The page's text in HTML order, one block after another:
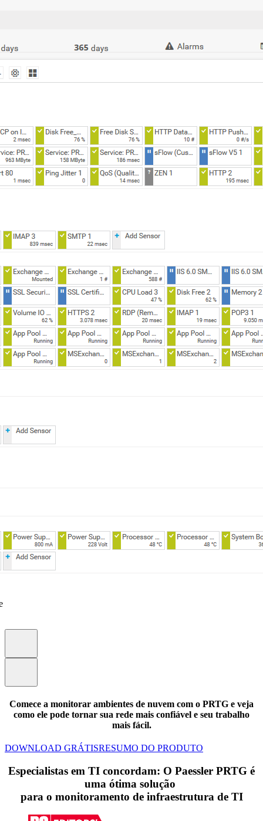
Comece a monitorar ambientes de nuvem com o PRTG e veja
como ele pode tornar sua rede mais confiável e seu trabalho
mais fácil.
DOWNLOAD GRÁTISRESUMO DO PRODUTO
Especialistas em TI concordam: O Paessler PRTG é
uma ótima solução
para o monitoramento de infraestrutura de TI